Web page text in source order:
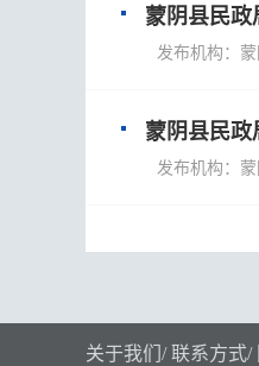
蒙阴县民政
发布机构：
蒙阴县民政
发布机构：